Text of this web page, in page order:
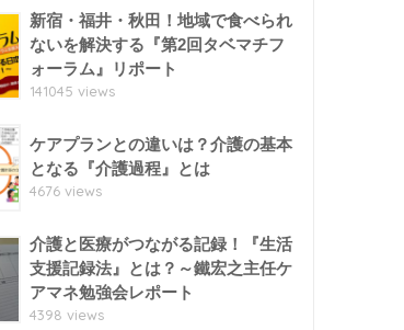
新宿・福井・秋田！地域で食べられ
ないを解決する『第2回タベマチフ
ォーラム』リポート
141045 views
ケアプランとの違いは？介護の基本
となる『介護過程』とは
4676 views
介護と医療がつながる記録！『生活
支援記録法』とは？～鐵宏之主任ケ
アマネ勉強会レポート
4398 views